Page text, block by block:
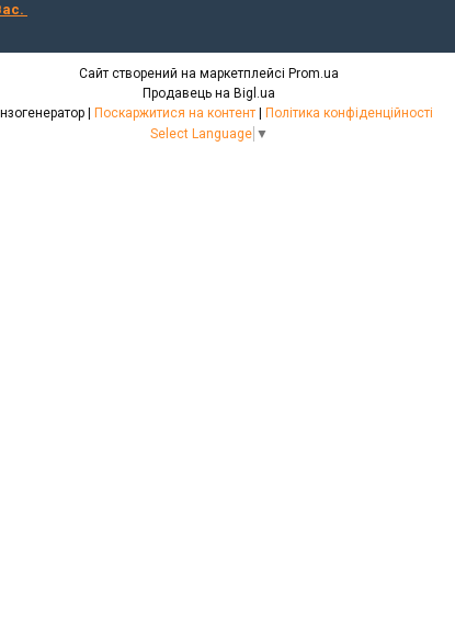
Сайт створений на маркетплейсі Prom.ua
Продавець на Bigl.ua
Поскаржитися на контент
Політика конфіденційності
Select Language ▼